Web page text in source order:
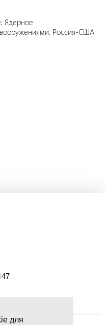
для
Ядерное
Россия-США